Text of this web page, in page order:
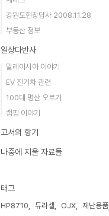
강원도현장답사 2008.11.28
부동산 정보
일상다반사
말레이시아 이야기
EV 전기차 관련
100대 명산 오르기
캠핑 이야기
고서의 향기
나중에 지울 자료들
태그
HP8710 듀라셀 OJX
재난용품